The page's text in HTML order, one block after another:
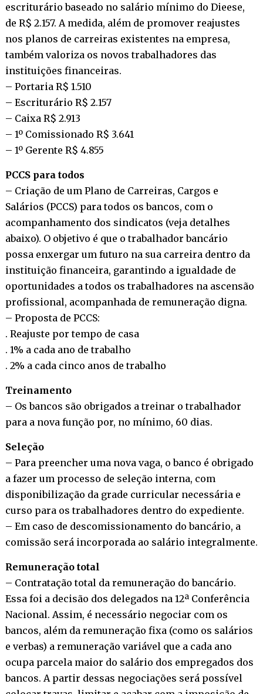
escriturário baseado no salário mínimo do Dieese,
de R$ 2.157. A medida, além de promover reajustes
nos planos de carreiras existentes na empresa,
também valoriza os novos trabalhadores das
instituições financeiras.
– Portaria R$ 1.510
– Escriturário R$ 2.157
– Caixa R$ 2.913
– 1º Comissionado R$ 3.641
– 1º Gerente R$ 4.855
PCCS para todos
– Criação de um Plano de Carreiras, Cargos e
Salários (PCCS) para todos os bancos, com o
acompanhamento dos sindicatos (veja detalhes
abaixo). O objetivo é que o trabalhador bancário
possa enxergar um futuro na sua carreira dentro da
instituição financeira, garantindo a igualdade de
oportunidades a todos os trabalhadores na ascensão
profissional, acompanhada de remuneração digna.
– Proposta de PCCS:
. Reajuste por tempo de casa
. 1% a cada ano de trabalho
. 2% a cada cinco anos de trabalho
Treinamento
– Os bancos são obrigados a treinar o trabalhador
para a nova função por, no mínimo, 60 dias.
Seleção
– Para preencher uma nova vaga, o banco é obrigado
a fazer um processo de seleção interna, com
disponibilização da grade curricular necessária e
curso para os trabalhadores dentro do expediente.
– Em caso de descomissionamento do bancário, a
comissão será incorporada ao salário integralmente.
Remuneração total
– Contratação total da remuneração do bancário.
Essa foi a decisão dos delegados na 12ª Conferência
Nacional. Assim, é necessário negociar com os
bancos, além da remuneração fixa (como os salários
e verbas) a remuneração variável que a cada ano
ocupa parcela maior do salário dos empregados dos
bancos. A partir dessas negociações será possível